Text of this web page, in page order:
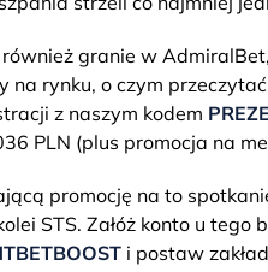
również granie w
na rynku, o czym
z naszym kodem
PLN (plus promocja na
promocję na to
STS. Załóż konto u tego
i postaw